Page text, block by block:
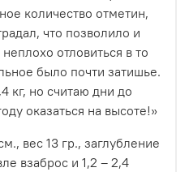
количество отметин,
что позволило и
отловиться в то
было почти затишье.
кг, но считаю дни до
оказаться на высоте!»
вес 13 гр., заглубление
взаброс и 1,2 – 2,4